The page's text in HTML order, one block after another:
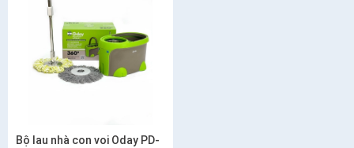
Bộ lau nhà con voi Oday PD-